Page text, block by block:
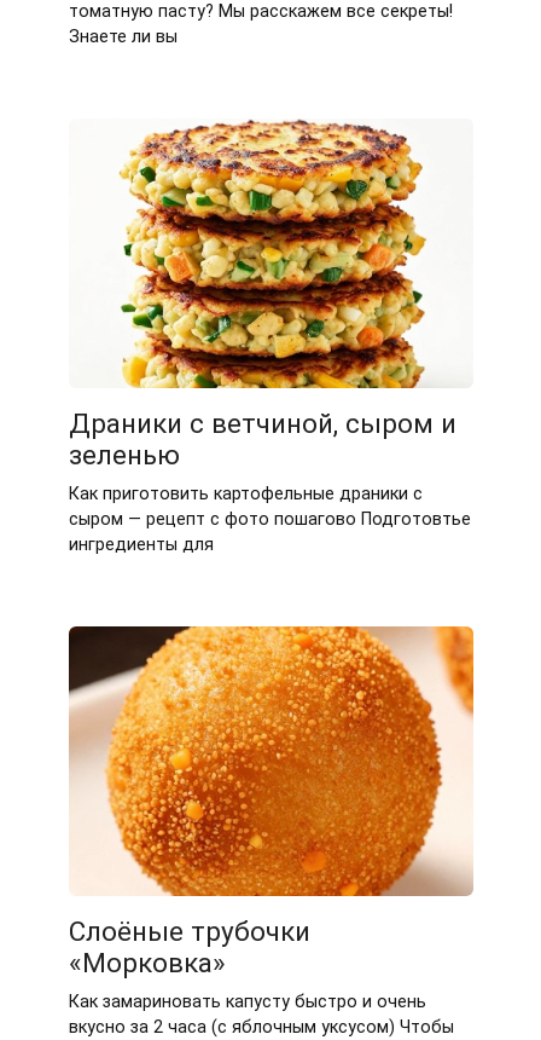
томатную пасту? Мы расскажем все секреты!
Знаете ли вы
Драники с ветчиной, сыром и
зеленью
Как приготовить картофельные драники с
сыром — рецепт с фото пошагово Подготовтье
ингредиенты для
Слоёные трубочки
«Морковка»
Как замариновать капусту быстро и очень
вкусно за 2 часа (с яблочным уксусом) Чтобы